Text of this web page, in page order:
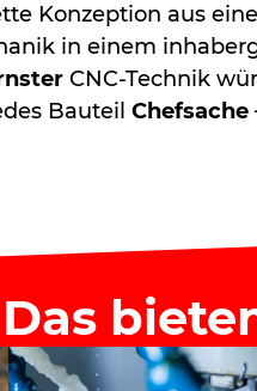
Konzeption aus
in einem
CNC-Technik
Bauteil Chefsache
Das